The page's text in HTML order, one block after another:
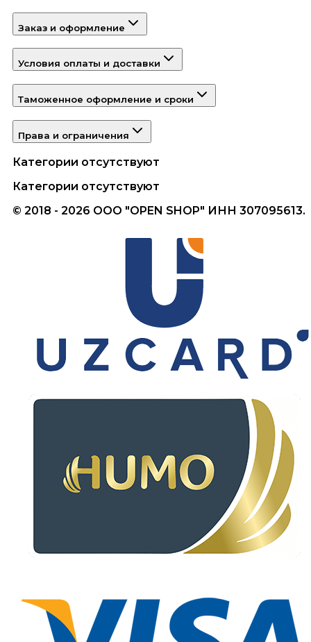
Заказ и оформление
Условия оплаты и доставки
Таможенное оформление и сроки
Права и ограничения
Категории отсутствуют
Категории отсутствуют
© 2018 - 2026 ООО "OPEN SHOP" ИНН 307095613.